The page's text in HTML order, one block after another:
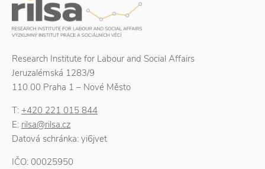
Research Institute for Labour and Social Affairs
Jeruzalémská 1283/9
110 00 Praha 1 – Nové Město
T: +420 221 015 844
E: rilsa@rilsa.cz
Datová schránka: yi6jvet
IČO: 00025950